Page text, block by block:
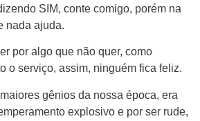
SIM, conte comigo, porém na
nada ajuda.
por algo que não quer, como
o serviço, assim, ninguém fica feliz.
gênios da nossa época, era
explosivo e por ser rude,